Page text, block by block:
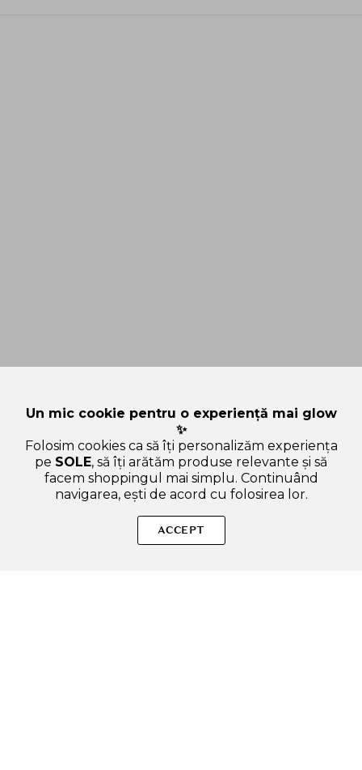
Produse autentice, conforme UE, alese responsabil.
Un mic cookie pentru o experiență mai glow
✨
Folosim cookies ca să îți personalizăm experiența
pe SOLE, să îți arătăm produse relevante și să
facem shoppingul mai simplu. Continuând
navigarea, ești de acord cu folosirea lor.
ACCEPT